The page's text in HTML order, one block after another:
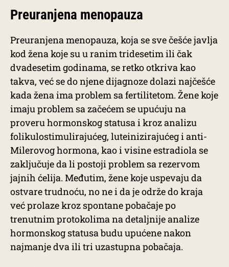
Preuranjena menopauza
Preuranjena menopauza, koja se sve češće javlja
kod žena koje su u ranim tridesetim ili čak
dvadesetim godinama, se retko otkriva kao
takva, već se do njene dijagnoze dolazi najčešće
kada žena ima problem sa fertilitetom. Žene koje
imaju problem sa začećem se upućuju na
proveru hormonskog statusa i kroz analizu
folikulostimulirajućeg, luteinizirajućeg i anti-
Milerovog hormona, kao i visine estradiola se
zaključuje da li postoji problem sa rezervom
jajnih ćelija. Međutim, žene koje uspevaju da
ostvare trudnoću, no ne i da je održe do kraja
već prolaze kroz spontane pobačaje po
trenutnim protokolima na detaljnije analize
hormonskog statusa budu upućene nakon
najmanje dva ili tri uzastupna pobačaja.